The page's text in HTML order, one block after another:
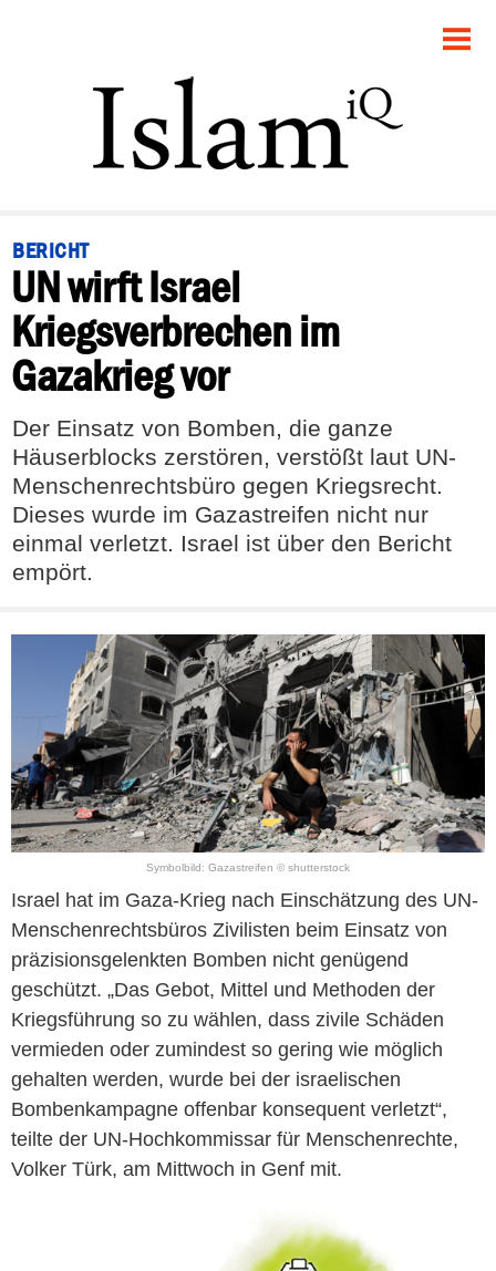
POLITIK
PANORAMA
RECHT
FEUILLETON
DEBATTE
BERICHT
UN wirft Israel
Kriegsverbrechen im
Gazakrieg vor
Der Einsatz von Bomben, die ganze
Häuserblocks zerstören, verstößt laut UN-
Menschenrechtsbüro gegen Kriegsrecht.
Dieses wurde im Gazastreifen nicht nur
einmal verletzt. Israel ist über den Bericht
empört.
Symbolbild: Gazastreifen © shutterstock
Israel hat im Gaza-Krieg nach Einschätzung des UN-
Menschenrechtsbüros Zivilisten beim Einsatz von
präzisionsgelenkten Bomben nicht genügend
geschützt. „Das Gebot, Mittel und Methoden der
Kriegsführung so zu wählen, dass zivile Schäden
vermieden oder zumindest so gering wie möglich
gehalten werden, wurde bei der israelischen
Bombenkampagne offenbar konsequent verletzt“,
teilte der UN-Hochkommissar für Menschenrechte,
Volker Türk, am Mittwoch in Genf mit.